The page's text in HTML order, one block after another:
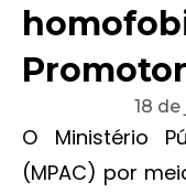
18
O Ministério
(MPAC) por